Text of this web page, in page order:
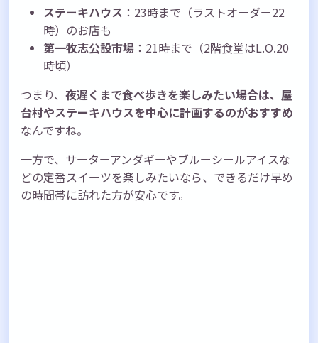
ステーキハウス ：23時まで（ラストオーダー22
時）のお店も
第一牧志公設市場 ：21時まで（2階食堂はL.O.20
時頃）
つまり、 夜遅くまで食べ歩きを楽しみたい場合は、屋
台村やステーキハウスを中心に計画するのがおすすめ
なんですね。
一方で、サーターアンダギーやブルーシールアイスな
どの定番スイーツを楽しみたいなら、できるだけ早め
の時間帯に訪れた方が安心です。